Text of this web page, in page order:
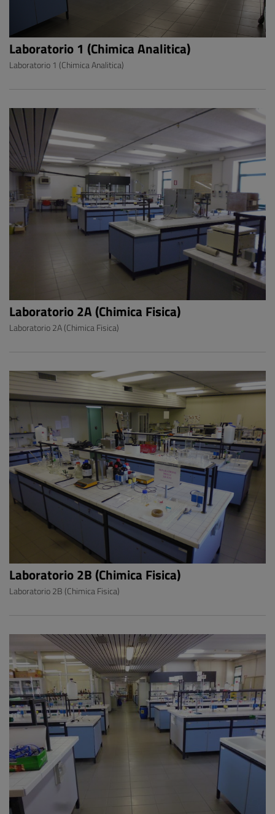
Laboratorio 1 (Chimica Analitica)
Laboratorio 1 (Chimica Analitica)
Laboratorio 2A (Chimica Fisica)
Laboratorio 2A (Chimica Fisica)
Laboratorio 2B (Chimica Fisica)
Laboratorio 2B (Chimica Fisica)